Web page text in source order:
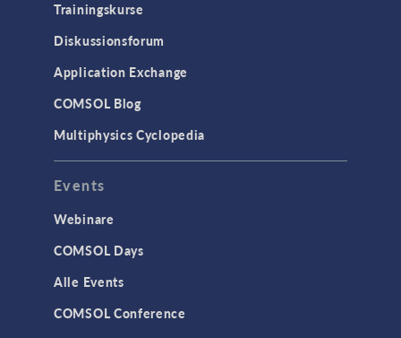
Trainingskurse
Diskussionsforum
Application Exchange
COMSOL Blog
Multiphysics Cyclopedia
Events
Webinare
COMSOL Days
Alle Events
COMSOL Conference